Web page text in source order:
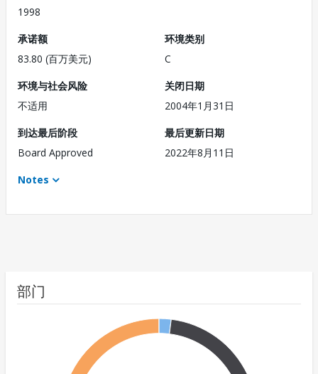
1998
承诺额
83.80 (百万美元)
环境类别
C
环境与社会风险
不适用
关闭日期
2004年1月31日
到达最后阶段
Board Approved
最后更新日期
2022年8月11日
Notes
部门